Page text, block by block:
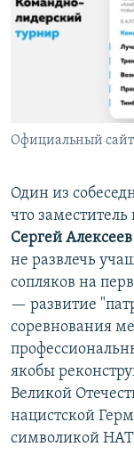
Официальный сайт
Один из
что
Сергей Алексеев
не развлечь
сопляков на
— развитие
соревнования
якобы
Великой
нацистской
символикой